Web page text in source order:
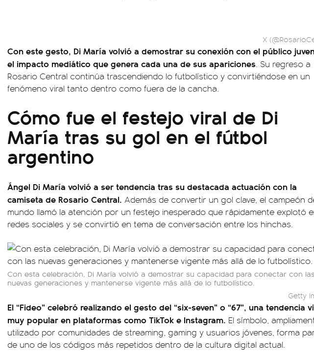
X
Con este gesto, Di María volvió a demostrar su conexión con el público
el impacto mediático que genera cada una de sus apariciones. Su regreso a
Rosario Central continúa trascendiendo lo futbolístico y convirtiéndose en un
fenómeno viral tanto dentro como fuera de la cancha.
Cómo fue el festejo viral de Di
María tras su gol en el fútbol
argentino
Ángel Di María volvió a ser tendencia tras su destacada actuación con la
camiseta de Rosario Central. Además de convertir un gol clave, el campeón
mundo llamó la atención por un festejo inesperado que rápidamente explotó
redes sociales y se convirtió en tema de conversación entre los hinchas.
Con esta celebración, Di María volvió a demostrar su capacidad para conectar con las
nuevas generaciones y mantenerse vigente más allá de lo futbolístico.
Getty
El “Fideo” celebró realizando el gesto del “six-seven” o “67”, una tendencia
muy popular en plataformas como TikTok e Instagram. El símbolo,
utilizado por comunidades de streaming, gaming y usuarios jóvenes, forma
de uno de los códigos más repetidos dentro de la cultura digital actual.
01:05